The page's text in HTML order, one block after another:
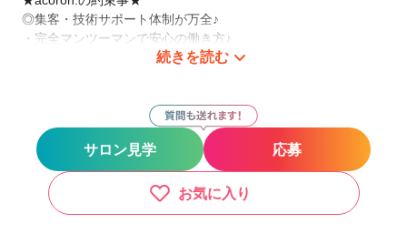
◎集客・技術サポート体制が万全♪
・完全マンツーマンで安心の働き方♪
・各店舗、毎月300名以上の新規集客◎
◎働き方改革
・勤続年数によって毎年お給料が上がります！
・勤務3年目からリフレッシュ休暇有り★
・完全週休2日間で、土日休みはもちろんOK♪
・有休取得率100%！
続きを読む
サロン見学 応募
お気に入り